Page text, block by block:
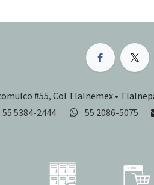
#55, Col Tlalnemex •
55 5384-2444
55 2086-5075